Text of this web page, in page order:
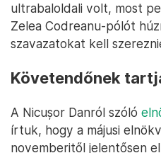
ultrabaloldali volt, most
Zelea Codreanu-pólót
szavazatokat kell
Követendőnek
A Nicușor Danról szóló
írtuk, hogy a májusi
novemberitől jelentősen